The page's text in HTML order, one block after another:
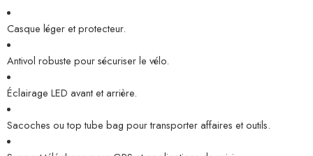
Casque léger et protecteur.
Antivol robuste pour sécuriser le vélo.
Éclairage LED avant et arrière.
Sacoches ou top tube bag pour transporter affaires et outils.